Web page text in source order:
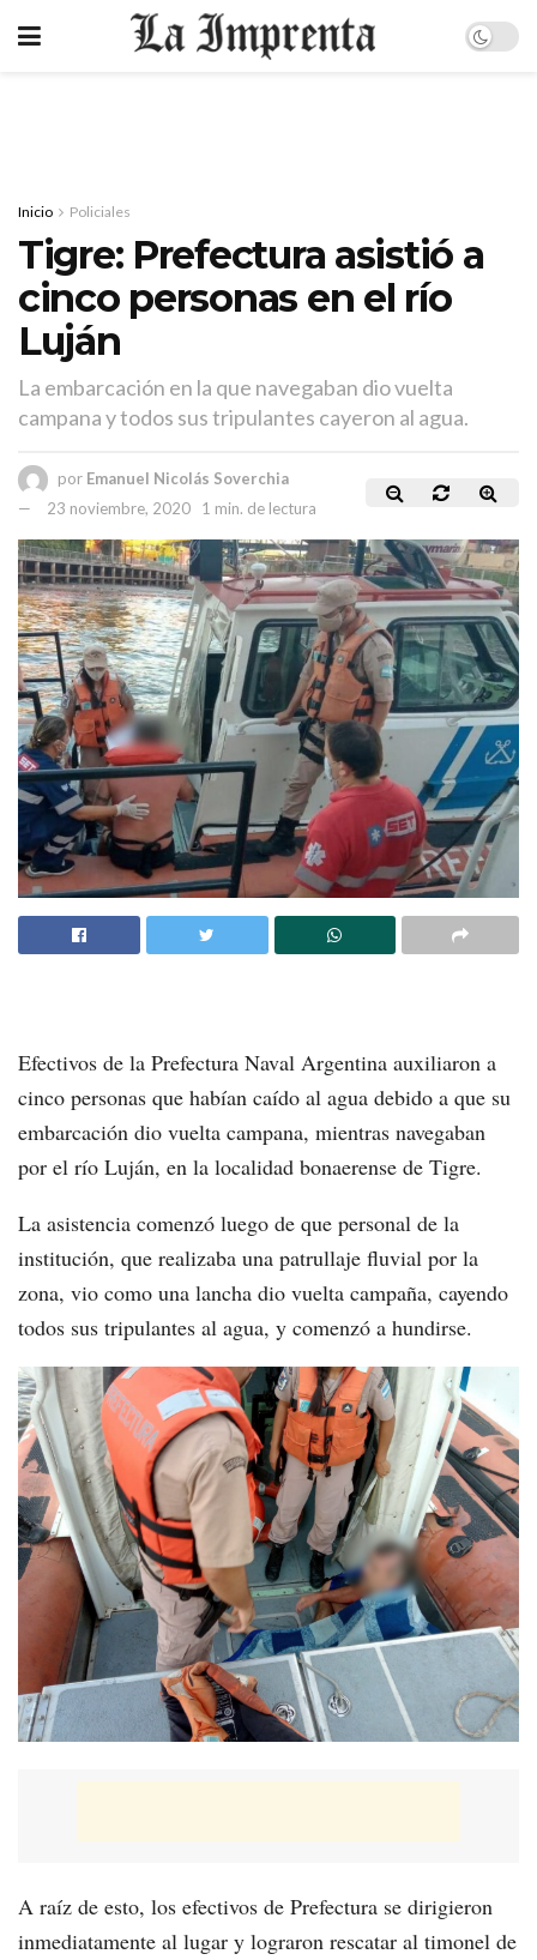
Inicio Policiales
Tigre: Prefectura asistió a
cinco personas en el río
Luján
La embarcación en la que navegaban dio vuelta
campana y todos sus tripulantes cayeron al agua.
por Emanuel Nicolás Soverchia
23 noviembre, 2020
1 min. de lectura
Efectivos de la Prefectura Naval Argentina auxiliaron a
cinco personas que habían caído al agua debido a que su
embarcación dio vuelta campana, mientras navegaban
por el río Luján, en la localidad bonaerense de Tigre.
La asistencia comenzó luego de que personal de la
institución, que realizaba una patrullaje fluvial por la
zona, vio como una lancha dio vuelta campaña, cayendo
todos sus tripulantes al agua, y comenzó a hundirse.
A raíz de esto, los efectivos de Prefectura se dirigieron
inmediatamente al lugar y lograron rescatar al timonel de